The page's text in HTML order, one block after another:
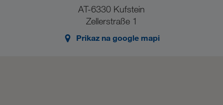
AT-6330 Kufstein
Zellerstraße 1
Prikaz na google mapi